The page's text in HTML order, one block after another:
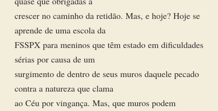
crescer no caminho da retidão. Mas, e hoje? Hoje se
aprende de uma escola da
FSSPX para meninos que têm estado em dificuldades
sérias por causa de um
surgimento de dentro de seus muros daquele pecado
contra a natureza que clama
ao Céu por vingança. Mas, que muros podem